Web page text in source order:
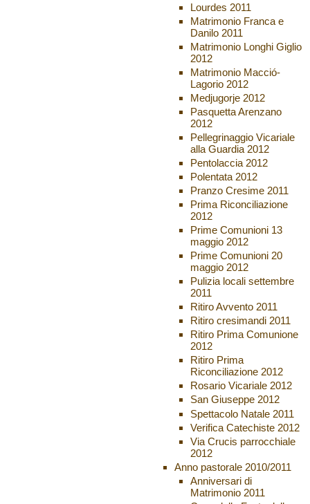
Lourdes 2011
Matrimonio Franca e
Danilo 2011
Matrimonio Longhi Giglio
2012
Matrimonio Macció-
Lagorio 2012
Medjugorje 2012
Pasquetta Arenzano
2012
Pellegrinaggio Vicariale
alla Guardia 2012
Pentolaccia 2012
Polentata 2012
Pranzo Cresime 2011
Prima Riconciliazione
2012
Prime Comunioni 13
maggio 2012
Prime Comunioni 20
maggio 2012
Pulizia locali settembre
2011
Ritiro Avvento 2011
Ritiro cresimandi 2011
Ritiro Prima Comunione
2012
Ritiro Prima
Riconciliazione 2012
Rosario Vicariale 2012
San Giuseppe 2012
Spettacolo Natale 2011
Verifica Catechiste 2012
Via Crucis parrocchiale
2012
Anno pastorale 2010/2011
Anniversari di
Matrimonio 2011